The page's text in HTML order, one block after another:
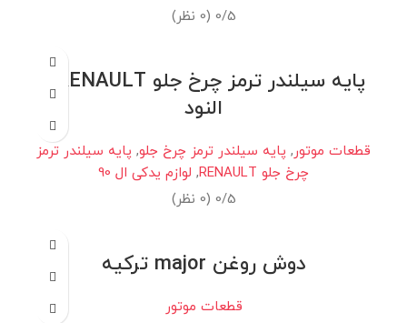
0/5 (0 نظر)
النود
قطعات موتور, پایه سیلندر ترمز چرخ جلو, پایه سیلندر ترمز
چرخ جلو RENAULT
, لوازم یدکی ال 90
0/5 (0 نظر)
دوش روغن major ترکیه
قطعات موتور